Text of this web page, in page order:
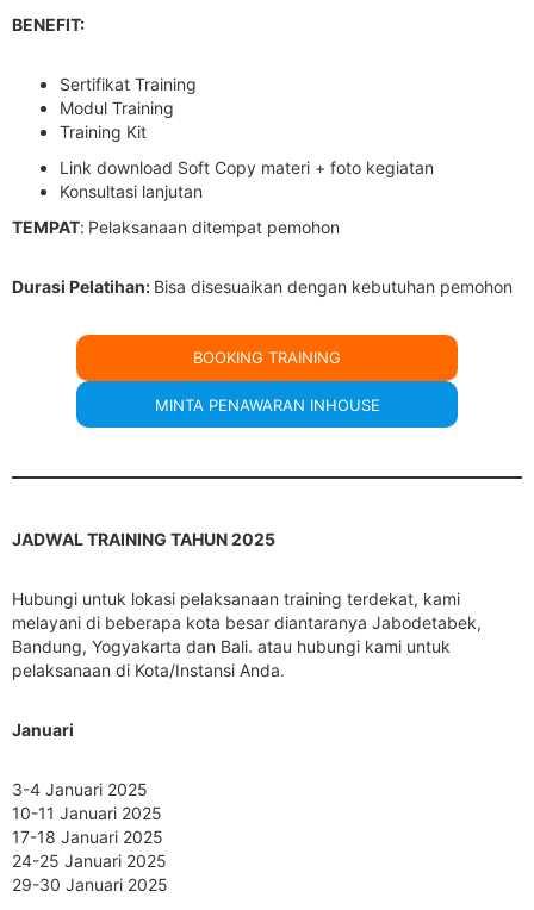
BENEFIT:
Sertifikat Training
Modul Training
Training Kit
Link download Soft Copy materi + foto kegiatan
Konsultasi lanjutan
TEMPAT: Pelaksanaan ditempat pemohon
Durasi Pelatihan: Bisa disesuaikan dengan kebutuhan pemohon
BOOKING TRAINING
MINTA PENAWARAN INHOUSE
JADWAL TRAINING TAHUN 2025
Hubungi untuk lokasi pelaksanaan training terdekat, kami
melayani di beberapa kota besar diantaranya Jabodetabek,
Bandung, Yogyakarta dan Bali. atau hubungi kami untuk
pelaksanaan di Kota/Instansi Anda.
Januari
3-4 Januari 2025
10-11 Januari 2025
17-18 Januari 2025
24-25 Januari 2025
29-30 Januari 2025